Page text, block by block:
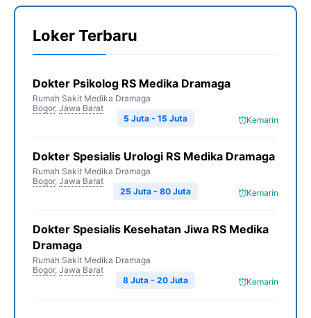
Loker Terbaru
Dokter Psikolog RS Medika Dramaga
Rumah Sakit Medika Dramaga
Bogor, Jawa Barat
Kemarin
5 Juta - 15 Juta
Dokter Spesialis Urologi RS Medika Dramaga
Rumah Sakit Medika Dramaga
Bogor, Jawa Barat
Kemarin
25 Juta - 80 Juta
Dokter Spesialis Kesehatan Jiwa RS Medika
Dramaga
Rumah Sakit Medika Dramaga
Bogor, Jawa Barat
Kemarin
8 Juta - 20 Juta